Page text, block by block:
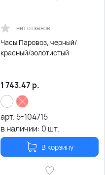
нет отзывов
Часы Паровоз, черный/
красный/золотистый
1 743.47 р.
арт. 5-104715
в наличии: 0 шт.
В корзину